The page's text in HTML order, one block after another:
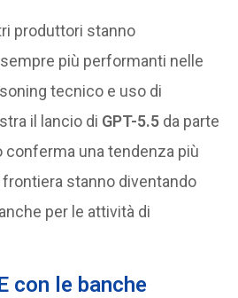
produttori stanno
più performanti nelle
tecnico e uso di
il lancio di GPT-5.5 da parte
conferma una tendenza più
stanno diventando
per le attività di
con le banche